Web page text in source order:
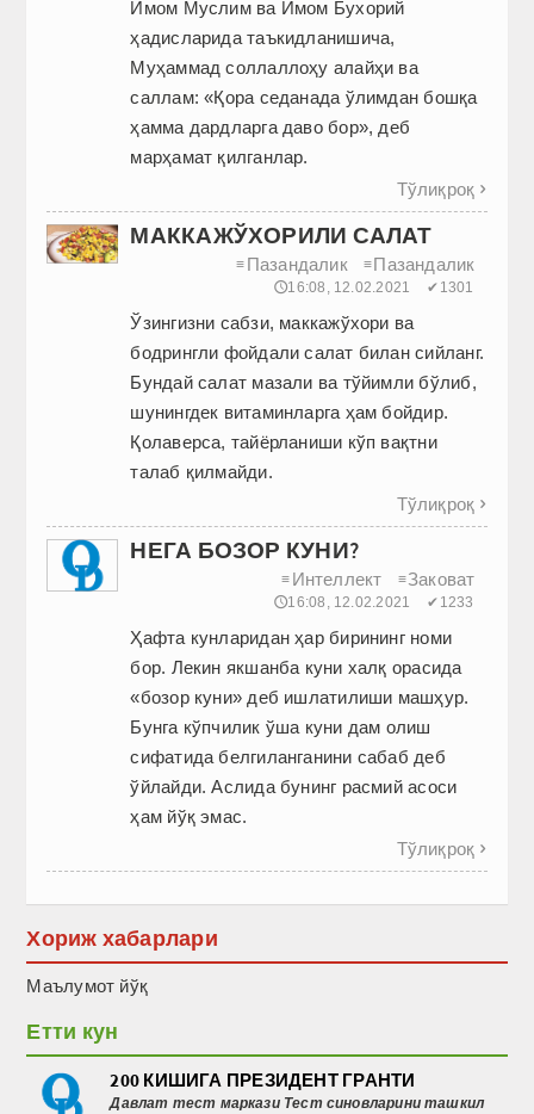
Имом Муслим ва Имом Бухорий
ҳадисларида таъкидланишича,
Муҳаммад соллаллоҳу алайҳи ва
саллам: «Қора седанада ўлимдан бошқа
ҳамма дардларга даво бор», деб
марҳамат қилганлар.
Тўлиқроқ 
МАККАЖЎХОРИЛИ САЛАТ
≡ Пазандалик ≡Пазандалик
🕔16:08, 12.02.2021 ✔1301
Ўзингизни сабзи, маккажўхори ва
бодрингли фойдали салат билан сийланг.
Бундай салат мазали ва тўйимли бўлиб,
шунингдек витаминларга ҳам бойдир.
Қолаверса, тайёрланиши кўп вақтни
талаб қилмайди.
Тўлиқроқ 
НЕГА БОЗОР КУНИ?
≡ Интеллект ≡Заковат
🕔16:08, 12.02.2021 ✔1233
Ҳафта кунларидан ҳар бирининг номи
бор. Лекин якшанба куни халқ орасида
«бозор куни» деб ишлатилиши машҳур.
Бунга кўпчилик ўша куни дам олиш
сифатида белгиланганини сабаб деб
ўйлайди. Аслида бунинг расмий асоси
ҳам йўқ эмас.
Тўлиқроқ 
Хориж хабарлари
Маълумот йўқ
Етти кун
200 КИШИГА ПРЕЗИДЕНТ ГРАНТИ
Давлат тест маркази Тест синовларини ташкил